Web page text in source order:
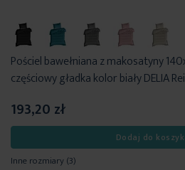
Pościel bawełniana z makosatyny
częściowy gładka kolor biały DELIA
193,20 zł
Dodaj do
Inne rozmiary(3)